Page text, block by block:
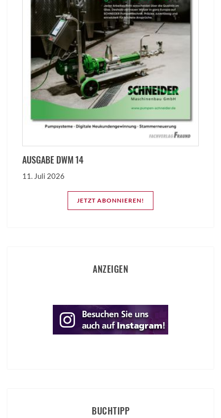
AUSGABE DWM 14
11. Juli 2026
JETZT ABONNIEREN!
ANZEIGEN
BUCHTIPP